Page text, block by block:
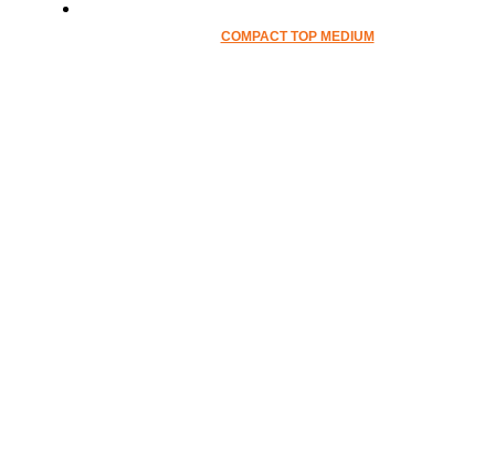
COMPACT TOP MEDIUM